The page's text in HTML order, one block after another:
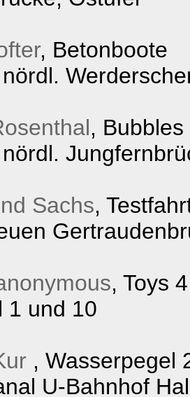
, Betonboote
, Bubbles
Sachs,
, Toys
1 und 10
, Wasserpegel
U-Bahnhof